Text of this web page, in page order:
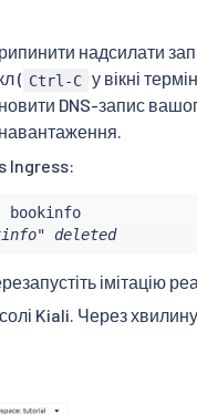
надсилати
( Ctrl-C у вікні
DNS-запис
Ingress:
delete ingress bookinfo
deleted
імітацію
Kiali. Через